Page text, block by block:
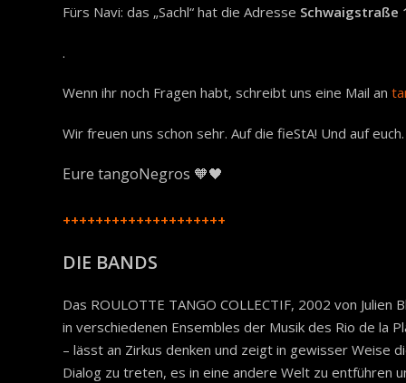
Fürs Navi: das „Sachl“ hat die Adresse Schwaigstraße
.
Wenn ihr noch Fragen habt, schreibt uns eine Mail an
Wir freuen uns schon sehr. Auf die fieStA! Und auf euch.
Eure tangoNegros 🧡🖤
++++++++++++++++++++
DIE BANDS
Das ROULOTTE TANGO COLLECTIF, 2002 von
in verschiedenen Ensembles der Musik des Rio de la
– lässt an Zirkus denken und zeigt in gewisser Weise
Dialog zu treten, es in eine andere Welt zu entführen